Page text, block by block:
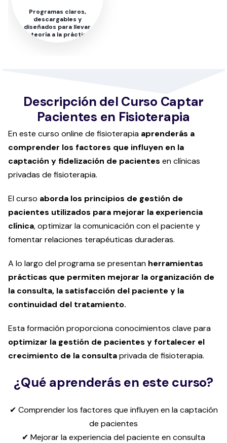
Programas claros,
descargables y
diseñados para llevar
la teoría a la práctica
Descripción del Curso Captar
Pacientes en Fisioterapia
En este curso online de fisioterapia aprenderás a
comprender los factores que influyen en la
captación y fidelización de pacientes en clínicas
privadas de fisioterapia.
El curso aborda los principios de gestión de
pacientes utilizados para mejorar la experiencia
clínica, optimizar la comunicación con el paciente y
fomentar relaciones terapéuticas duraderas.
A lo largo del programa se presentan herramientas
prácticas que permiten mejorar la organización de
la consulta, la satisfacción del paciente y la
continuidad del tratamiento.
Esta formación proporciona conocimientos clave para
optimizar la gestión de pacientes y fortalecer el
crecimiento de la consultaprivada de fisioterapia.
¿Qué aprenderás en este curso?
✔ Comprender los factores que influyen en la captación
de pacientes
✔ Mejorar la experiencia del paciente en consulta